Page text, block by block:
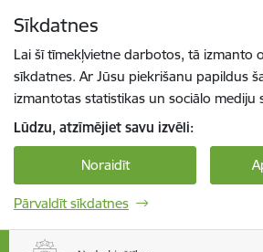
Sīkdatnes
Lai šī tīmekļvietne darbotos, tā izmanto
sīkdatnes. Ar Jūsu piekrišanu papildus
izmantotas statistikas un sociālo mediju
Lūdzu, atzīmējiet savu izvēli:
Noraidīt
Pārvaldīt sīkdatnes